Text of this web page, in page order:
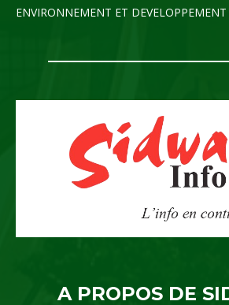
ENVIRONNEMENT ET DEVELOPPEMENT
A PROPOS DE